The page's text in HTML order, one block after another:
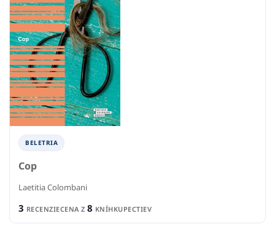
BELETRIA
Cop
Laetitia Colombani
3 RECENZIECENA Z 8 KNÍHKUPECTIEV